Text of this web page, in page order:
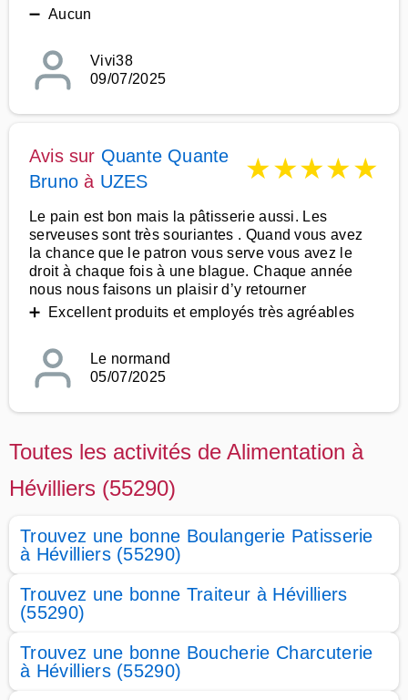
➖ Aucun
Vivi38
09/07/2025
Avis sur Quante Quante
Bruno à UZES ★★★★★
Le pain est bon mais la pâtisserie aussi. Les
serveuses sont très souriantes . Quand vous avez
la chance que le patron vous serve vous avez le
droit à chaque fois à une blague. Chaque année
nous nous faisons un plaisir d’y retourner
➕ Excellent produits et employés très agréables
Le normand
05/07/2025
Toutes les activités de Alimentation à
Hévilliers (55290)
Trouvez une bonne Boulangerie Patisserie
à Hévilliers (55290)
Trouvez une bonne Traiteur à Hévilliers
(55290)
Trouvez une bonne Boucherie Charcuterie
à Hévilliers (55290)